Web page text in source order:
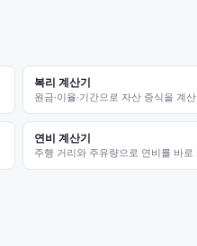
복리 계산기
원금·이율·기간으로 자산 증식을 계산
연비 계산기
주행 거리와 주유량으로 연비를 바로